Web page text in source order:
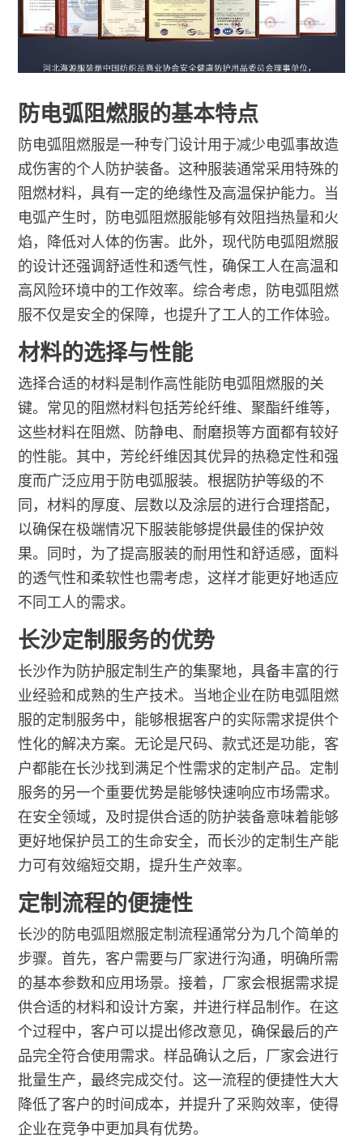
防电弧阻燃服的基本特点
防电弧阻燃服是一种专门设计用于减少电弧事故造
成伤害的个人防护装备。这种服装通常采用特殊的
阻燃材料，具有一定的绝缘性及高温保护能力。当
电弧产生时，防电弧阻燃服能够有效阻挡热量和火
焰，降低对人体的伤害。此外，现代防电弧阻燃服
的设计还强调舒适性和透气性，确保工人在高温和
高风险环境中的工作效率。综合考虑，防电弧阻燃
服不仅是安全的保障，也提升了工人的工作体验。
材料的选择与性能
选择合适的材料是制作高性能防电弧阻燃服的关
键。常见的阻燃材料包括芳纶纤维、聚酯纤维等，
这些材料在阻燃、防静电、耐磨损等方面都有较好
的性能。其中，芳纶纤维因其优异的热稳定性和强
度而广泛应用于防电弧服装。根据防护等级的不
同，材料的厚度、层数以及涂层的进行合理搭配，
以确保在极端情况下服装能够提供最佳的保护效
果。同时，为了提高服装的耐用性和舒适感，面料
的透气性和柔软性也需考虑，这样才能更好地适应
不同工人的需求。
长沙定制服务的优势
长沙作为防护服定制生产的集聚地，具备丰富的行
业经验和成熟的生产技术。当地企业在防电弧阻燃
服的定制服务中，能够根据客户的实际需求提供个
性化的解决方案。无论是尺码、款式还是功能，客
户都能在长沙找到满足个性需求的定制产品。定制
服务的另一个重要优势是能够快速响应市场需求。
在安全领域，及时提供合适的防护装备意味着能够
更好地保护员工的生命安全，而长沙的定制生产能
力可有效缩短交期，提升生产效率。
定制流程的便捷性
长沙的防电弧阻燃服定制流程通常分为几个简单的
步骤。首先，客户需要与厂家进行沟通，明确所需
的基本参数和应用场景。接着，厂家会根据需求提
供合适的材料和设计方案，并进行样品制作。在这
个过程中，客户可以提出修改意见，确保最后的产
品完全符合使用需求。样品确认之后，厂家会进行
批量生产，最终完成交付。这一流程的便捷性大大
降低了客户的时间成本，并提升了采购效率，使得
企业在竞争中更加具有优势。